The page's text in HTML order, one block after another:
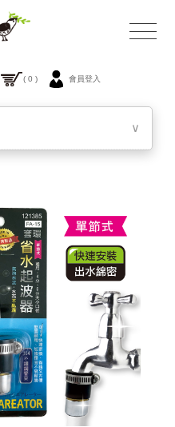
( 0 ) 會員登入
∨